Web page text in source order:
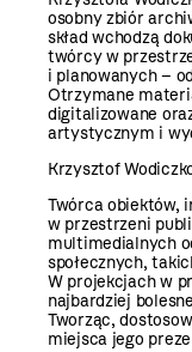
osobny zbiór
skład wchodzą
twórcy w
i planowanych –
Otrzymane
digitalizowane
artystycznym i
Krzysztof
Twórca obiektów,
w przestrzeni
multimedialnych
społecznych,
W projekcjach w
najbardziej
Tworząc,
miejsca jego